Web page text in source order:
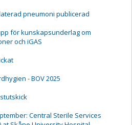
pneumoni publicerad
för kunskapsunderlag om
och iGAS
- BOV 2025
Central Sterile Services